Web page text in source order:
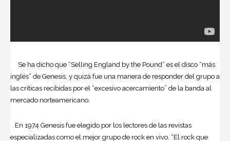
Se ha dicho que “Selling England by the Pound” es el disco “más
inglés” de Genesis, y quizá fue una manera de responder del grupo a
las críticas recibidas por el “excesivo acercamiento” de la banda al
mercado norteamericano.
En 1974 Genesis fue elegido por los lectores de las revistas
especializadas como el mejor grupo de rock en vivo. “El rock que